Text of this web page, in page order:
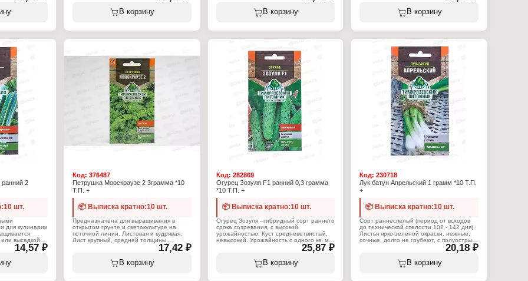
для
и под
свёкла.
Сбор
открытом грунте и под пленочными
укрытиями. Род: кукуруза. Жизненный
цикл: однолетник. Сорт: раннеспелый.
сентябрь.
Производитель: Тимирязевский
Тип товара: Семена
Вид товара: Кукуруза
Разновидность: Сахарная
Вариация: "Лакомка Белогорья"
Жизненный цикл: однолетник
Срок созревания: раннеспелый
Упаковка: пакет Евро
В корзину
Поверхность плода гладкая, цвет темно-
зеленый, крапчатый, светло-зеленый.
Тип товара: Семена
Разновидность: цуккини
Вариация: "Цукеша"
Срок созревания: раннеспелый
Упаковка: пакет Евро
В корзину
скороспелый, дружная отдача урожая.
Применяется для выращивания в
открытом грунте и под пленочными
Посев: март - апрель, август. Посадка:
апрель - сентябрь. Сбор урожая: апрель
- июнь, сентябрь.
Характеристики:
Производитель: Тимирязевский
Тип товара: Семена
Вид товара: Редис
Вариация: "18 дней"
Жизненный цикл: однолетник
Срок созревания: раннеспелый
Упаковка: пакет Евро
В корзину
ранний 2
шт.
для кулинарии
или высадкой
для
и под
тыква.
14,57 ₽
Код:376487
Петрушка Мооскраузе 2 3грамма *10
Т.П. +
📦 Выписка кратно:10 шт.
Предназначена для выращивания в
открытом грунте и светокультуре на
поточной линии. Листовая и кудрявая.
Лист крупный, средней толщины.
Преимущества: Высокоурожайный сорт.
Быстро отрастает после срезки. Долго
сохраняет товарный вид. Применяется
для выращивания в открытом грунте и
17,42 ₽
В корзину
Код: 282869
Огурец Зозуля F1 ранний 0,3 грамма
*10 Т.П. +
📦 Выписка кратно:10 шт.
Огурец Зозуля –гибридный сорт раннего
срока созревания, с высокой
урожайностью. Куст средневетвистый,
невысокий. Урожайность с одного кв. м.
цилиндрическая. Кожура темно-
зеленого цвета с белыми шипами. Вкус
классический. Мякоть сочная и плотная.
25,87 ₽
В корзину
Код:230718
Лук батун Апрельский 1 грамм *10 Т.П.
+
📦 Выписка кратно:10 шт.
Сорт раннеспелый (период от всходов
до технической спелости 102 - 142 дня).
Листья ярко-зеленой окраски, нежные,
сочные, долго не грубеют, с полуострым
вкусом. Масса одного растения до 200 -
300 г. Преимущества: Идеален для
салата. Содержит в два раза больше
витамина С, чем репчатый лук.
20,18 ₽
В корзину